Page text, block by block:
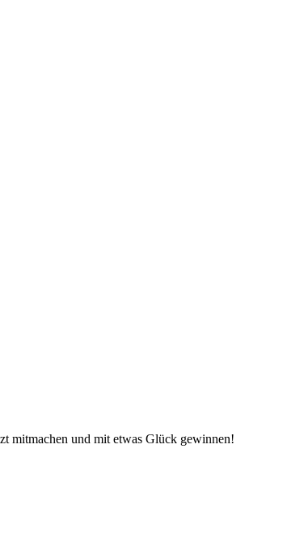
mitmachen und mit etwas Glück gewinnen!